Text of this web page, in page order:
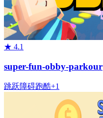
★ 4.1
super-fun-obby-parkour
跳跃障碍跑酷+1